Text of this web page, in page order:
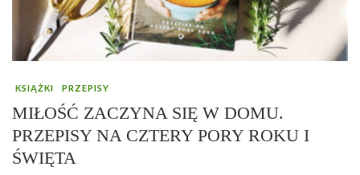
KSIĄŻKI PRZEPISY
MIŁOŚĆ ZACZYNA SIĘ W DOMU.
PRZEPISY NA CZTERY PORY ROKU I
ŚWIĘTA